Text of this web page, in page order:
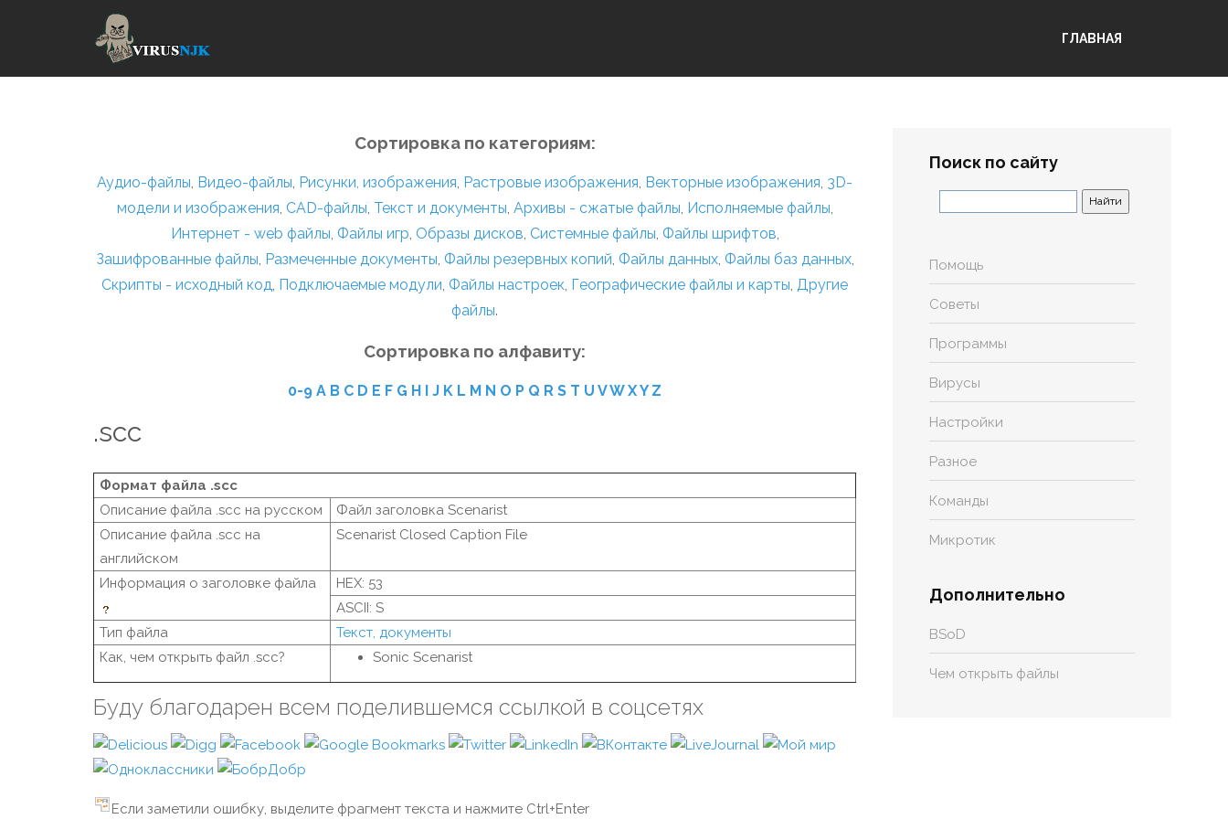
ГЛАВНАЯ
Сортировка по категориям:
Аудио-файлы, Видео-файлы, Рисунки, изображения, Растровые изображения, Векторные изображения, 3D-
модели и изображения, CAD-файлы, Текст и документы, Архивы - сжатые файлы, Исполняемые файлы,
Интернет - web файлы, Файлы игр, Образы дисков, Системные файлы, Файлы шрифтов,
Зашифрованные файлы, Размеченные документы, Файлы резервных копий, Файлы данных, Файлы баз данных,
Скрипты - исходный код, Подключаемые модули, Файлы настроек, Географические файлы и карты, Другие
файлы.
Сортировка по алфавиту:
0-9 A B C D E F G H I J K L M N O P Q R S T U VW XY Z
.scc
Формат файла .scc
Описание файла .scc на русском
Файл заголовка Scenarist
Описание файла .scc на
английском
Scenarist Closed Caption File
Информация о заголовке файла
HEX: 53
ASCII: S
Тип файла
Текст, документы
Как, чем открыть файл .scc?
Sonic Scenarist
Буду благодарен всем поделившемся ссылкой в соцсетях
Если заметили ошибку, выделите фрагмент текста и нажмите Ctrl+Enter
Поиск по сайту
Помощь
Советы
Программы
Вирусы
Настройки
Разное
Команды
Микротик
Дополнительно
BSoD
Чем открыть файлы